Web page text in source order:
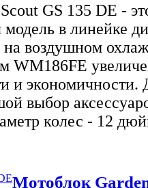
GS 135 DE -
модель в линейке
на воздушном
WM186FE
и экономичности.
выбор
колес - 12
Мотоблок